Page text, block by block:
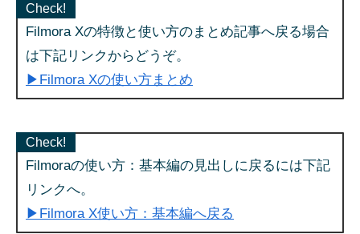
Check!
Filmora Xの特徴と使い方のまとめ記事へ戻る場合
は下記リンクからどうぞ。
▶Filmora Xの使い方まとめ
Check!
Filmoraの使い方：基本編の見出しに戻るには下記
リンクへ。
▶Filmora X使い方：基本編へ戻る